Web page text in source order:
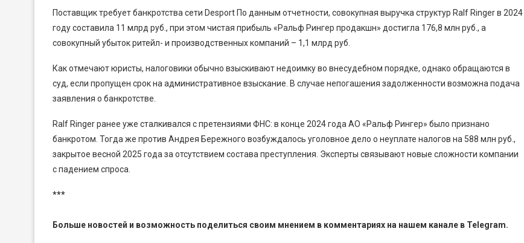
Поставщик требует банкротства сети Desport По данным отчетности, совокупная выручка структур Ralf Ringer в 2024
году составила 11 млрд руб., при этом чистая прибыль «Ральф Рингер продакшн» достигла 176,8 млн руб., а
совокупный убыток ритейл- и производственных компаний – 1,1 млрд руб.
Как отмечают юристы, налоговики обычно взыскивают недоимку во внесудебном порядке, однако обращаются в
суд, если пропущен срок на административное взыскание. В случае непогашения задолженности возможна подача
заявления о банкротстве.
Ralf Ringer ранее уже сталкивался с претензиями ФНС: в конце 2024 года АО «Ральф Рингер» было признано
банкротом. Тогда же против Андрея Бережного возбуждалось уголовное дело о неуплате налогов на 588 млн руб.,
закрытое весной 2025 года за отсутствием состава преступления. Эксперты связывают новые сложности компании
с падением спроса.
***
Больше новостей и возможность поделиться своим мнением в комментариях на нашем канале в Telegram.